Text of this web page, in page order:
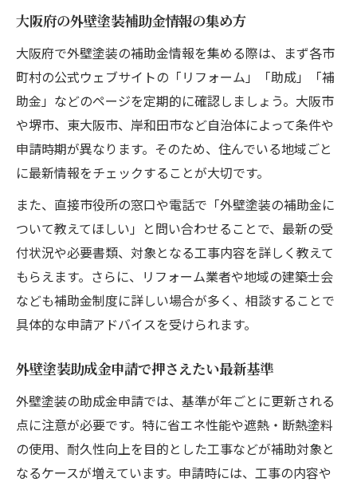
大阪府の外壁塗装補助金情報の集め方
大阪府で外壁塗装の補助金情報を集める際は、まず各市
町村の公式ウェブサイトの「リフォーム」「助成」「補
助金」などのページを定期的に確認しましょう。大阪市
や堺市、東大阪市、岸和田市など自治体によって条件や
申請時期が異なります。そのため、住んでいる地域ごと
に最新情報をチェックすることが大切です。
また、直接市役所の窓口や電話で「外壁塗装の補助金に
ついて教えてほしい」と問い合わせることで、最新の受
付状況や必要書類、対象となる工事内容を詳しく教えて
もらえます。さらに、リフォーム業者や地域の建築士会
なども補助金制度に詳しい場合が多く、相談することで
具体的な申請アドバイスを受けられます。
外壁塗装助成金申請で押さえたい最新基準
外壁塗装の助成金申請では、基準が年ごとに更新される
点に注意が必要です。特に省エネ性能や遮熱・断熱塗料
の使用、耐久性向上を目的とした工事などが補助対象と
なるケースが増えています。申請時には、工事の内容や